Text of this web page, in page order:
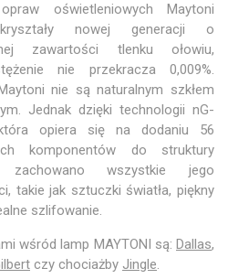
oświetleniowych Maytoni
nowej generacji o
zawartości tlenku ołowiu,
nie przekracza 0,009%.
nie są naturalnym szkłem
Jednak dzięki technologii nG-
opiera się na dodaniu 56
komponentów do struktury
zachowano wszystkie jego
takie jak sztuczki światła, piękny
szlifowanie.
wśród lamp MAYTONI są: Dallas,
czy chociażby Jingle.